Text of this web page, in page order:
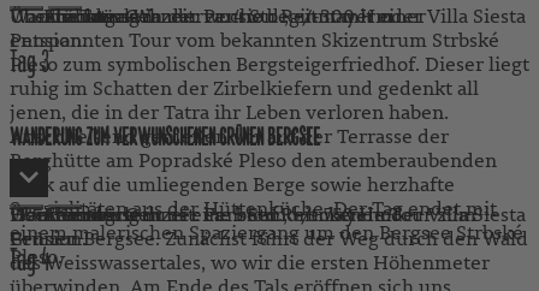
Unsere Tatra-Wanderwoche beginnt mit einer
entspannten Tour vom bekannten Skizentrum Strbské
Pleso zum symbolischen Bergsteigerfriedhof. Dieser liegt
ruhig im Schatten der Zirbelkiefern und gedenkt all
jenen, die in der Tatra ihr Leben verloren haben.
Anschließend genießen wir auf der Terrasse der
Berghütte am Popradské Pleso den atemberaubenden
Blick auf die umliegenden Berge sowie herzhafte
Spezialitäten aus der Hüttenküche. Der Tag endet mit
einem malerischen Spaziergang um den Bergsee Strbské
Pleso.
Wanderung: Gehzeit: ca. 4 Std., +/-300 Hm
Übernachtung in der Pension Reitmayer oder Villa Siesta
Pension.
Frühstück
Abendessen
Tag3
WANDERUNG ZUM VERWUNSCHENEN GRÜNEN BERGSEE
Heute erwartet uns eine beeindruckende Tour zum
Grünen Bergsee. Zunächst führt der Weg durch den Wald
des Weisswassertales, wo wir die ersten Höhenmeter
Wanderung: Gehzeit: ca. 5 Std., +/- 750 Hm
Übernachtung in der Pension Reitmayer oder Villa Siesta
Pension.
Frühstück
Abendessen
Tag4